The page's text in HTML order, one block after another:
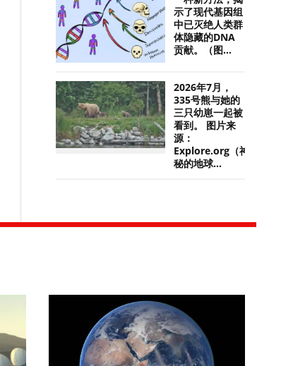
示了现代基因组
中已灭绝人类群
体隐藏的DNA
贡献。（图...
2026年7月，
335号熊与她的
三只幼崽一起被
看到。 图片来
源：
Explore.org（神
秘的地球...